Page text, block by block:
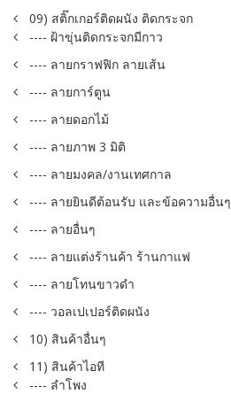
09) สติ๊กเกอร์ติดผนัง ติดกระจก
---- ฝ้าขุ่นติดกระจกมีกาว
---- ลายกราฟฟิก ลายเส้น
---- ลายการ์ตูน
---- ลายดอกไม้
---- ลายภาพ 3 มิติ
---- ลายมงคล/งานเทศกาล
---- ลายยินดีต้อนรับ และข้อความอื่นๆ
---- ลายอื่นๆ
---- ลายแต่งร้านค้า ร้านกาแฟ
---- ลายโทนขาวดำ
---- วอลเปเปอร์ติดผนัง
10) สินค้าอื่นๆ
11) สินค้าไอที
---- ลำโพง